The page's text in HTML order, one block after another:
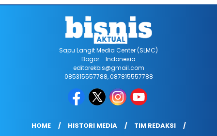
Sapu Langit Media Center (SLMC)
Bogor - Indonesia
editorekbis@gmail.com
085315557788, 087815557788
HOME HISTORI MEDIA
TIM REDAKSI